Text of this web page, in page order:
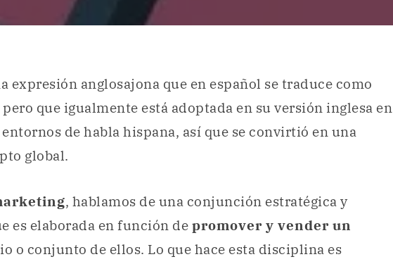
expresión anglosajona que en español se traduce como
pero que igualmente está adoptada en su versión inglesa en
de habla hispana, así que se convirtió en una
global.
, hablamos de una conjunción estratégica y
es elaborada en función de promover y vender un
o conjunto de ellos. Lo que hace esta disciplina es